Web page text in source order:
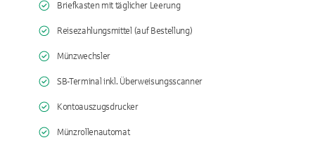
Briefkasten mit täglicher Leerung
Reisezahlungsmittel (auf Bestellung)
Münzwechsler
SB-Terminal inkl. Überweisungsscanner
Kontoauszugsdrucker
Münzrollenautomat